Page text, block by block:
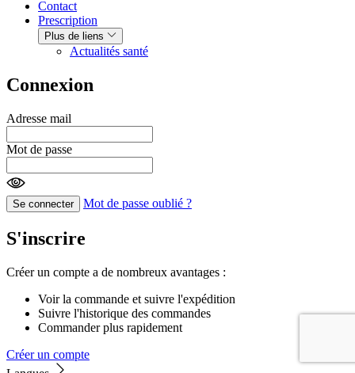
Contact
Prescription
Plus de liens
Actualités santé
Connexion
Adresse mail
Mot de passe
Se connecter Mot de passe oublié ?
S'inscrire
Créer un compte a de nombreux avantages :
Voir la commande et suivre l'expédition
Suivre l'historique des commandes
Commander plus rapidement
Créer un compte